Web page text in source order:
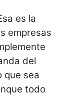
es la
empresas
del
que sea
todo